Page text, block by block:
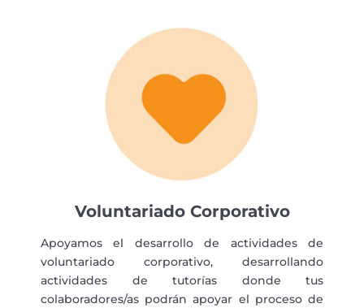
Voluntariado Corporativo
Apoyamos el desarrollo de actividades de
voluntariado corporativo, desarrollando
actividades de tutorías donde tus
colaboradores/as podrán apoyar el proceso de